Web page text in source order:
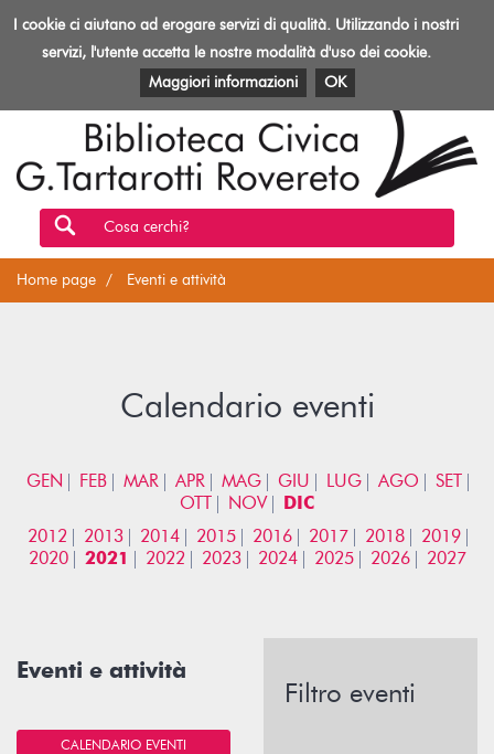
Toggle
Biblioteca
Rovereto
EVENTI E ATTIVITÀ PATRIMONIO E RISORSE
Cosa cerchi?
Home page Eventi e attività
Calendario eventi
GEN FEB MAR APR MAG GIU LUG AGO
SET
OTT
NOV
DIC
2012
2013 2014 2015 2016 2017 2018
2019
2020
2021 2022 2023 2024 2025 2026 2027
Eventi e attività
CALENDARIO EVENTI
Filtro eventi
I cookie ci aiutano ad erogare servizi di qualità. Utilizzando i nostri
servizi, l'utente accetta le nostre modalità d'uso dei cookie.
Maggiori informazioni
OK